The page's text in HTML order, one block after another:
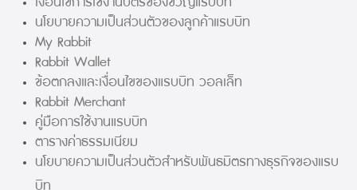
นโยบายความเป็นส่วนตัวของลูกค้าแรบบิท
My Rabbit
Rabbit Wallet
ข้อตกลงและเงื่อนไขของแรบบิท วอลเล็ท
Rabbit Merchant
คู่มือการใช้งานแรบบิท
ตารางค่าธรรมเนียม
นโยบายความเป็นส่วนตัวสำหรับพันธมิตรทางธุรกิจของแรบ
บิท